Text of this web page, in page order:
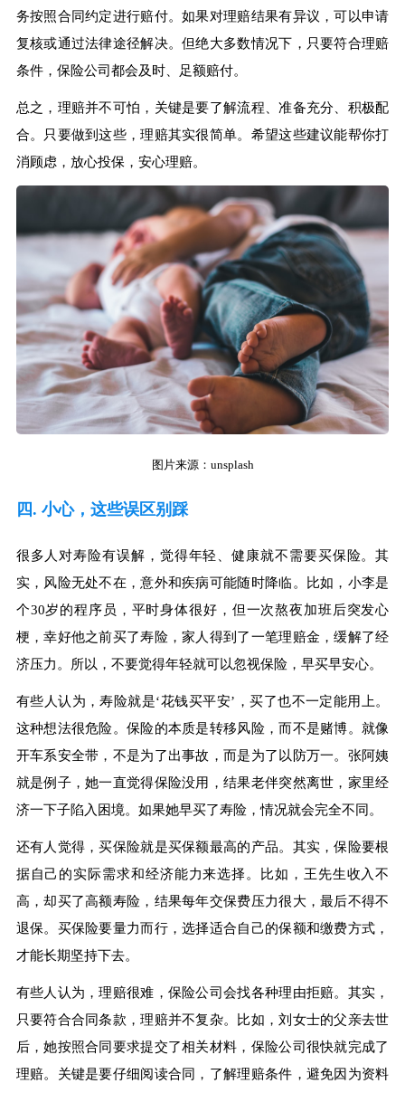
务按照合同约定进行赔付。如果对理赔结果有异议，可以申请
复核或通过法律途径解决。但绝大多数情况下，只要符合理赔
条件，保险公司都会及时、足额赔付。
总之，理赔并不可怕，关键是要了解流程、准备充分、积极配
合。只要做到这些，理赔其实很简单。希望这些建议能帮你打
消顾虑，放心投保，安心理赔。
图片来源：unsplash
四. 小心，这些误区别踩
很多人对寿险有误解，觉得年轻、健康就不需要买保险。其
实，风险无处不在，意外和疾病可能随时降临。比如，小李是
个30岁的程序员，平时身体很好，但一次熬夜加班后突发心
梗，幸好他之前买了寿险，家人得到了一笔理赔金，缓解了经
济压力。所以，不要觉得年轻就可以忽视保险，早买早安心。
有些人认为，寿险就是‘花钱买平安’，买了也不一定能用上。
这种想法很危险。保险的本质是转移风险，而不是赌博。就像
开车系安全带，不是为了出事故，而是为了以防万一。张阿姨
就是例子，她一直觉得保险没用，结果老伴突然离世，家里经
济一下子陷入困境。如果她早买了寿险，情况就会完全不同。
还有人觉得，买保险就是买保额最高的产品。其实，保险要根
据自己的实际需求和经济能力来选择。比如，王先生收入不
高，却买了高额寿险，结果每年交保费压力很大，最后不得不
退保。买保险要量力而行，选择适合自己的保额和缴费方式，
才能长期坚持下去。
有些人认为，理赔很难，保险公司会找各种理由拒赔。其实，
只要符合合同条款，理赔并不复杂。比如，刘女士的父亲去世
后，她按照合同要求提交了相关材料，保险公司很快就完成了
理赔。关键是要仔细阅读合同，了解理赔条件，避免因为资料